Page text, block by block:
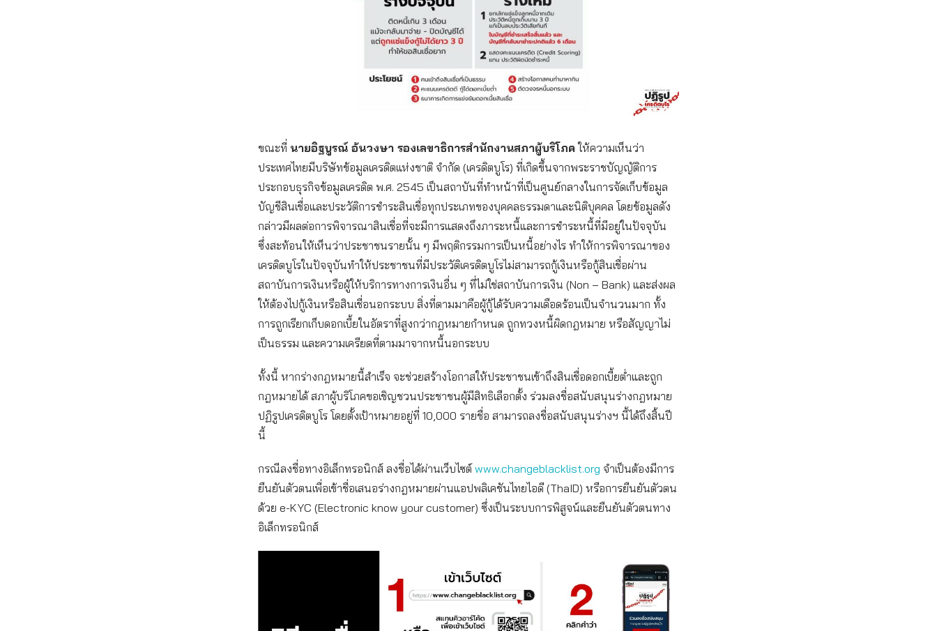
ขณะที่ นายอิฐบูรณ์ อ้นวงษา รองเลขาธิการสำนักงานสภาผู้บริโภคให้ความเห็นว่า
ประเทศไทยมีบริษัทข้อมูลเครดิตแห่งชาติ จำกัด (เครดิตบูโร) ที่เกิดขึ้นจากพระราชบัญญัติการ
ประกอบธุรกิจข้อมูลเครดิต พ.ศ. 2545 เป็นสถาบันที่ทำหน้าที่เป็นศูนย์กลางในการจัดเก็บข้อมูล
บัญชีสินเชื่อและประวัติการชำระสินเชื่อทุกประเภทของบุคคลธรรมดาและนิติบุคคล โดยข้อมูลดัง
กล่าวมีผลต่อการพิจารณาสินเชื่อที่จะมีการแสดงถึงภาระหนี้และการชำระหนี้ที่มีอยู่ในปัจจุบัน
ซึ่งสะท้อนให้เห็นว่าประชาชนรายนั้น ๆ มีพฤติกรรมการเป็นหนี้อย่างไร ทำให้การพิจารณาของ
เครดิตบูโรในปัจจุบันทำให้ประชาชนที่มีประวัติเครดิตบูโรไม่สามารถกู้เงินหรือกู้สินเชื่อผ่าน
สถาบันการเงินหรือผู้ให้บริการทางการเงินอื่น ๆ ที่ไม่ใช่สถาบันการเงิน (Non – Bank) และส่งผล
ให้ต้องไปกู้เงินหรือสินเชื่อนอกระบบ สิ่งที่ตามมาคือผู้กู้ได้รับความเดือดร้อนเป็นจำนวนมาก ทั้ง
การถูกเรียกเก็บดอกเบี้ยในอัตราที่สูงกว่ากฎหมายกำหนด ถูกทวงหนี้ผิดกฎหมาย หรือสัญญาไม่
เป็นธรรม และความเครียดที่ตามมาจากหนี้นอกระบบ
ทั้งนี้ หากร่างกฎหมายนี้สำเร็จ จะช่วยสร้างโอกาสให้ประชาชนเข้าถึงสินเชื่อดอกเบี้ยต่ำและถูก
กฎหมายได้ สภาผู้บริโภคขอเชิญชวนประชาชนผู้มีสิทธิเลือกตั้ง ร่วมลงชื่อสนับสนุนร่างกฎหมาย
ปฏิรูปเครดิตบูโร โดยตั้งเป้าหมายอยู่ที่ 10,000 รายชื่อ สามารถลงชื่อสนับสนุนร่างฯ นี้ได้ถึงสิ้นปี
นี้
กรณีลงชื่อทางอิเล็กทรอนิกส์ ลงชื่อได้ผ่านเว็บไซต์www.changeblacklist.org จำเป็นต้องมีการ
ยืนยันตัวตนเพื่อเข้าชื่อเสนอร่างกฎหมายผ่านแอปพลิเคชันไทยไอดี (ThaID) หรือการยืนยันตัวตน
ด้วย e-KYC (Electronic know your customer) ซึ่งเป็นระบบการพิสูจน์และยืนยันตัวตนทาง
อิเล็กทรอนิกส์